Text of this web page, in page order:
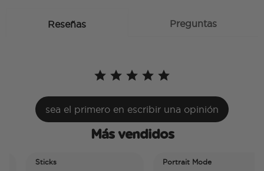
Reseñas Preguntas
sea el primero en escribir una opinión
Más vendidos
Sticks Portrait Mode